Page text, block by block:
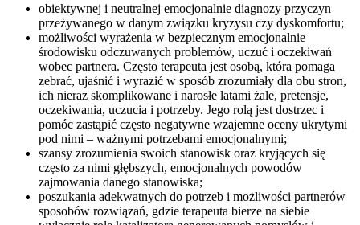
obiektywnej i neutralnej emocjonalnie diagnozy przyczyn
przeżywanego w danym związku kryzysu czy dyskomfortu;
możliwości wyrażenia w bezpiecznym emocjonalnie
środowisku odczuwanych problemów, uczuć i oczekiwań
wobec partnera. Często terapeuta jest osobą, która pomaga
zebrać, ujaśnić i wyrazić w sposób zrozumiały dla obu stron,
ich nieraz skomplikowane i narosłe latami żale, pretensje,
oczekiwania, uczucia i potrzeby. Jego rolą jest dostrzec i
pomóc zastąpić często negatywne wzajemne oceny ukrytymi
pod nimi – ważnymi potrzebami emocjonalnymi;
szansy zrozumienia swoich stanowisk oraz kryjących się
często za nimi głębszych, emocjonalnych powodów
zajmowania danego stanowiska;
poszukania adekwatnych do potrzeb i możliwości partnerów
sposobów rozwiązań, gdzie terapeuta bierze na siebie